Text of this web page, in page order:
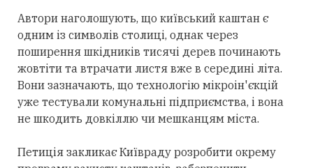
Автори наголошують, що київський каштан є
одним із символів столиці, однак через
поширення шкідників тисячі дерев починають
жовтіти та втрачати листя вже в середині літа.
Вони зазначають, що технологію мікроін'єкцій
уже тестували комунальні підприємства, і вона
не шкодить довкіллю чи мешканцям міста.
Петиція закликає Київраду розробити окрему